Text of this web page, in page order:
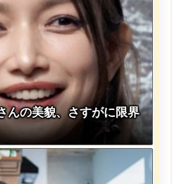
んの美貌、さすがに限界